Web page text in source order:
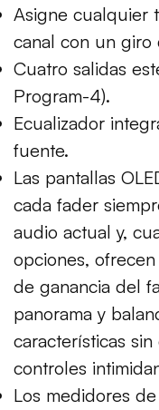
Asigne cualquier
canal con un giro
Cuatro salidas
Program-4).
Ecualizador
fuente.
Las pantallas
cada fader
audio actual y,
opciones,
de ganancia del
panorama y
características
controles
Los medidores